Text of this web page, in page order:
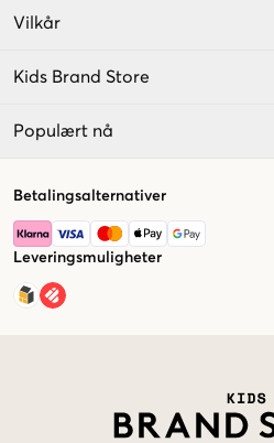
Vilkår
Kids Brand Store
Populært nå
Betalingsalternativer
Leveringsmuligheter